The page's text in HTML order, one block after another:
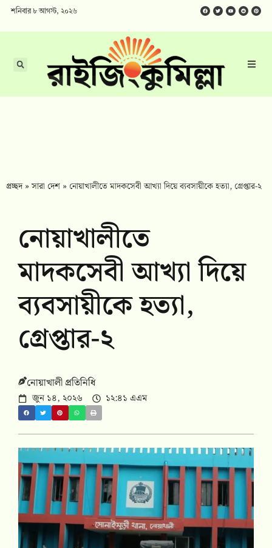
শনিবার ৮ আগস্ট, ২০২৬
প্রচ্ছদ»সারা দেশ » নোয়াখালীতে মাদকসেবী আখ্যা দিয়ে ব্যবসায়ীকে হত্যা, গ্রেপ্তার-২
নোয়াখালীতে
মাদকসেবী আখ্যা দিয়ে
ব্যবসায়ীকে হত্যা,
গ্রেপ্তার-২
নোয়াখালী প্রতিনিধি
জুন ১৪, ২০২৬ ১২:৪১ এএম